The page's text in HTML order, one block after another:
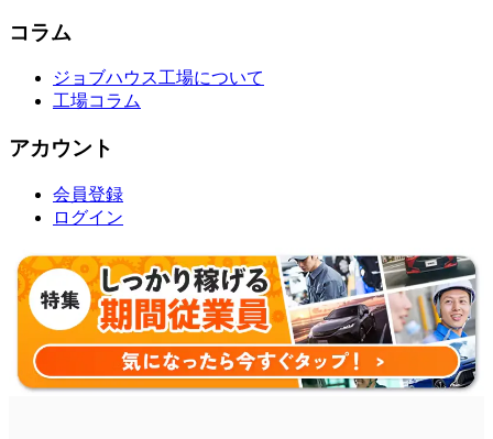
コラム
ジョブハウス工場について
工場コラム
アカウント
会員登録
ログイン